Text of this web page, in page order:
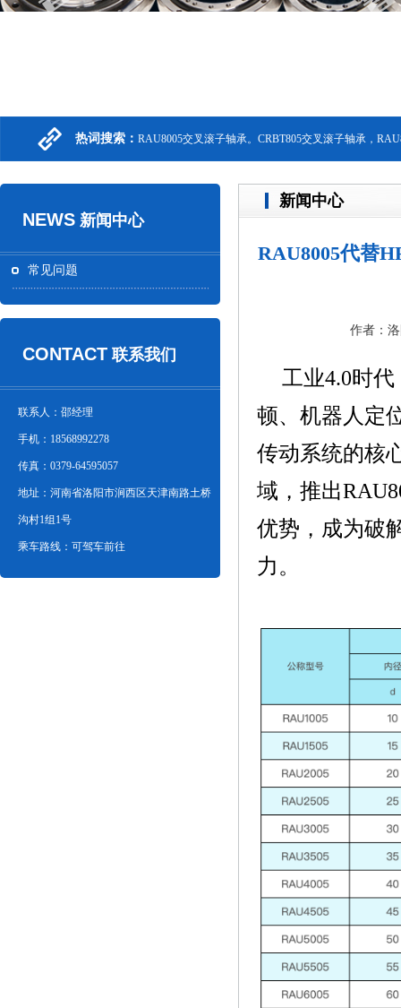
热词搜索： RAU8005交叉滚子轴承。CRBT805交叉滚子轴承，
NEWS 新闻中心
常见问题
CONTACT 联系我们
联系人：邵经理
手机：18568992278
传真：0379-64595057
地址：河南省洛阳市涧西区天津南路土桥
沟村1组1号
乘车路线：可驾车前往
新闻中心
RAU8005代替
作者：
工业4.0时
顿、机器人定
传动系统的核
域，推出
优势，成为破
力。